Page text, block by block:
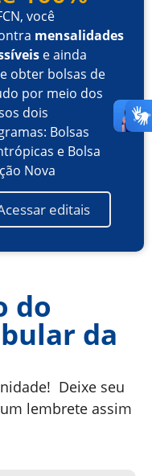
você
mensalidades
e ainda
obter bolsas de
por meio dos
dois
Bolsas
e Bolsa
Nova
editais
do
da
Deixe seu
lembrete assim